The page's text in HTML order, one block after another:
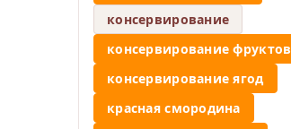
консервирование
консервирование фруктов
консервирование ягод
красная смородина